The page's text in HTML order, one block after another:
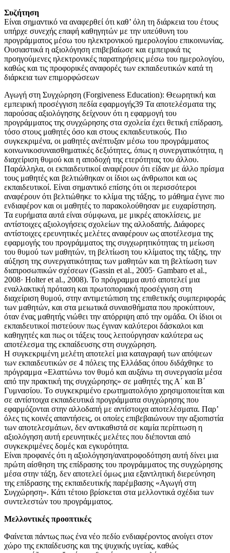
Συζήτηση
Είναι σημαντικό να αναφερθεί ότι καθ’ όλη τη διάρκεια του έτους
υπήρχε συνεχής επαφή καθηγητών με την υπεύθυνη του
προγράμματος μέσω του ηλεκτρονικού ημερολογίου επικοινωνίας.
Ουσιαστικά η αξιολόγηση επιβεβαίωσε και εμπειρικά τις
προηγούμενες ηλεκτρονικές παρατηρήσεις μέσω του ημερολογίου,
καθώς και τις προφορικές αναφορές των εκπαιδευτικών κατά τη
διάρκεια των επιμορφώσεων
Αγωγή στη Συγχώρηση (Forgiveness Education): Θεωρητική και
εμπειρική προσέγγιση πεδία εφαρμογής39 Τα αποτελέσματα της
παρούσας αξιολόγησης δείχνουν ότι η εφαρμογή του
προγράμματος της συγχώρησης στα σχολεία έχει θετική επίδραση,
τόσο στους μαθητές όσο και στους εκπαιδευτικούς. Πιο
συγκεκριμένα, οι μαθητές ανέπτυξαν μέσω του προγράμματος
κοινωνικοσυναισθηματικές δεξιότητες, όπως η συνεργατικότητα, η
διαχείριση θυμού και η αποδοχή της ετερότητας του άλλου.
Παράλληλα, οι εκπαιδευτικοί αναφέρουν ότι είδαν με άλλο πρίσμα
τους μαθητές και βελτιώθηκαν οι ίδιοι ως άνθρωποι και ως
εκπαιδευτικοί. Είναι σημαντικό επίσης ότι οι περισσότεροι
αναφέρουν ότι βελτιώθηκε το κλίμα της τάξης, το μάθημα έγινε πιο
ενδιαφέρον και οι μαθητές το παρακολούθησαν με ευχαρίστηση.
Τα ευρήματα αυτά είναι σύμφωνα, με μικρές αποκλίσεις, με
αντίστοιχες αξιολογήσεις σχολείων της αλλοδαπής. Διάφορες
αντίστοιχες ερευνητικές μελέτες αναφέρουν ως αποτέλεσμα της
εφαρμογής του προγράμματος της συγχωρητικότητας τη μείωση
του θυμού των μαθητών, τη βελτίωση του κλίματος της τάξης, την
αύξηση της συνεργατικότητας των μαθητών και τη βελτίωση των
διαπροσωπικών σχέσεων (Gassin et al., 2005· Gambaro et al.,
2008· Holter et al., 2008). To πρόγραμμα αυτό αποτελεί μια
εναλλακτική πρόταση και πρωτοποριακή προσέγγιση στη
διαχείριση θυμού, στην αντιμετώπιση της επιθετικής συμπεριφοράς
των μαθητών, και στα μειωτικά συναισθήματα που προκύπτουν,
όταν ένας μαθητής νιώθει την απόρριψη από την ομάδα. Οι ίδιοι οι
εκπαιδευτικοί πιστεύουν πως έγιναν καλύτεροι δάσκαλοι και
καθηγητές και πως οι τάξεις τους λειτούργησαν καλύτερα ως
αποτέλεσμα της εκπαίδευσης στη συγχώρηση.
Η συγκεκριμένη μελέτη αποτελεί μια καταγραφή των απόψεων
των εκπαιδευτικών σε 4 πόλεις της Ελλάδας όπου διδάχθηκε το
πρόγραμμα «Ελαττώνω τον θυμό και αυξάνω τη συνεργασία μέσα
από την πρακτική της συγχώρησης» σε μαθητές της Α΄ και Β΄
Γυμνασίου. Το συγκεκριμένο ερωτηματολόγιο χρησιμοποιείται και
σε αντίστοιχα εκπαιδευτικά προγράμματα συγχώρησης που
εφαρμόζονται στην αλλοδαπή με αντίστοιχα αποτελέσματα. Παρ’
όλες τις κοινές απαντήσεις, οι οποίες επιβεβαιώνουν την αξιοπιστία
των αποτελεσμάτων, δεν αντικαθιστά σε καμία περίπτωση η
αξιολόγηση αυτή ερευνητικές μελέτες που διέπονται από
συγκεκριμένες δομές και εγκυρότητα.
Είναι προφανές ότι η αξιολόγηση/ανατροφοδότηση αυτή δίνει μια
πρώτη αίσθηση της επίδρασης του προγράμματος της συγχώρησης
μέσα στην τάξη, δεν αποτελεί όμως μια εξαντλητική διερεύνηση
της επίδρασης της εκπαιδευτικής παρέμβασης «Αγωγή στη
Συγχώρηση». Κάτι τέτοιο βρίσκεται στα μελλοντικά σχέδια των
συντελεστών του προγράμματος.
Μελλοντικές προοπτικές
Φαίνεται πάντως πως ένα νέο πεδίο ενδιαφέροντος ανοίγει στον
χώρο της εκπαίδευσης και της ψυχικής υγείας, καθώς